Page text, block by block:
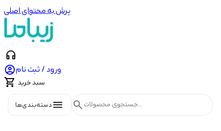
پرش به محتوای اصلی
headphones
ورود / ثبت نام
 سبد خرید
menuدسته‌بندی‌ها search